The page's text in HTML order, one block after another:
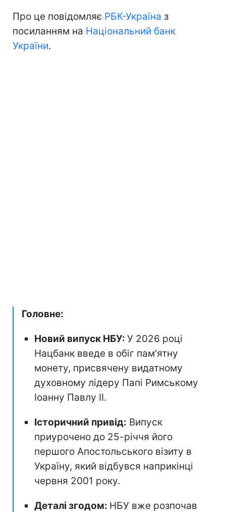
Про це повідомляє РБК-Україна з
посиланням на Національний банк
України.
Головне:
Новий випуск НБУ: У 2026 році
Нацбанк введе в обіг пам'ятну
монету, присвячену видатному
духовному лідеру Папі Римському
Іоанну Павлу II.
Історичний привід: Випуск
приурочено до 25-річчя його
першого Апостольського візиту в
Україну, який відбувся наприкінці
червня 2001 року.
Деталі згодом: НБУ вже розпочав